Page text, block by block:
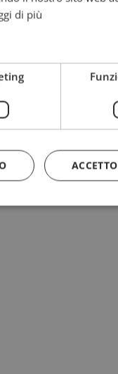
di più